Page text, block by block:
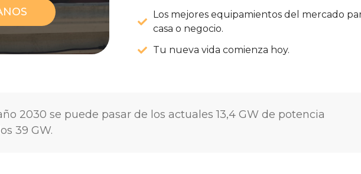
Los mejores equipamientos del mercado
casa o negocio.
Tu nueva vida comienza hoy.
2030 se puede pasar de los actuales 13,4 GW de potencia
39 GW.